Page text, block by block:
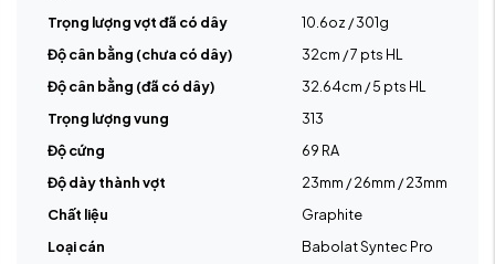
Trọng lượng vợt đã có dây
10.6oz / 301g
Độ cân bằng (chưa có dây)
32cm / 7 pts HL
Độ cân bằng (đã có dây)
32.64cm / 5 pts HL
Trọng lượng vung
313
Độ cứng
69 RA
Độ dày thành vợt
23mm / 26mm / 23mm
Chất liệu
Graphite
Loại cán
Babolat Syntec Pro